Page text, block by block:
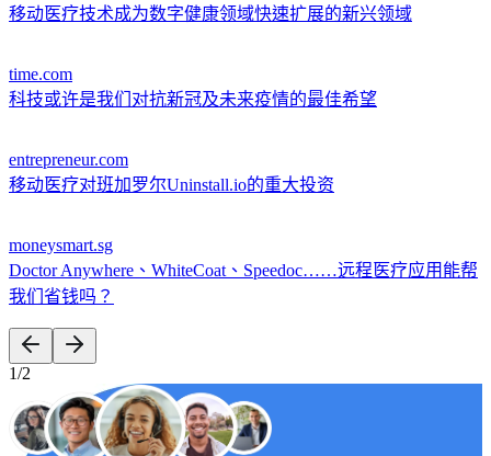
移动医疗技术成为数字健康领域快速扩展的新兴领域
time.com
科技或许是我们对抗新冠及未来疫情的最佳希望
entrepreneur.com
移动医疗对班加罗尔Uninstall.io的重大投资
moneysmart.sg
Doctor Anywhere、WhiteCoat、Speedoc……远程医疗应用能帮
我们省钱吗？
1/2